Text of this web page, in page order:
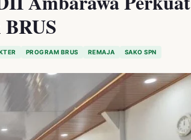
PROGRAM BRUS REMAJA SAKO SPN